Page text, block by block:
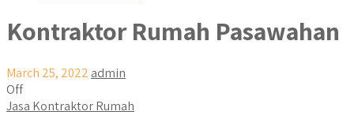
Kontraktor Rumah Pasawahan
March 25, 2022 admin
Off
Jasa Kontraktor Rumah